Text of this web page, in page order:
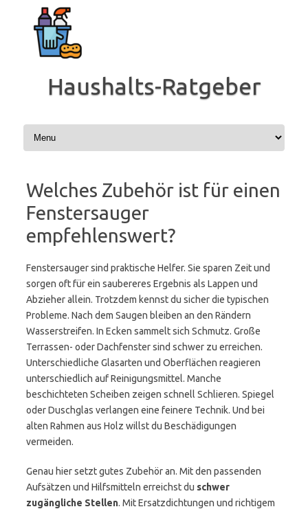
Inhalt
springen
Haushalts-Ratgeber
Welches Zubehör ist für einen
Fenstersauger
empfehlenswert?
Fenstersauger sind praktische Helfer. Sie sparen Zeit und
sorgen oft für ein saubereres Ergebnis als Lappen und
Abzieher allein. Trotzdem kennst du sicher die typischen
Probleme. Nach dem Saugen bleiben an den Rändern
Wasserstreifen. In Ecken sammelt sich Schmutz. Große
Terrassen- oder Dachfenster sind schwer zu erreichen.
Unterschiedliche Glasarten und Oberflächen reagieren
unterschiedlich auf Reinigungsmittel. Manche
beschichteten Scheiben zeigen schnell Schlieren. Spiegel
oder Duschglas verlangen eine feinere Technik. Und bei
alten Rahmen aus Holz willst du Beschädigungen
vermeiden.
Genau hier setzt gutes Zubehör an. Mit den passenden
Aufsätzen und Hilfsmitteln erreichst du schwer
zugängliche Stellen. Mit Ersatzdichtungen und richtigem